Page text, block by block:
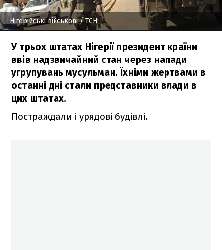
Нігерійські військові/ ТСН
У трьох штатах Нігерії президент країни
ввів надзвичайний стан через напади
угрупувань мусульман. Їхніми жертвами в
останні дні стали представники влади в
цих штатах.
Постраждали і урядові будівлі.